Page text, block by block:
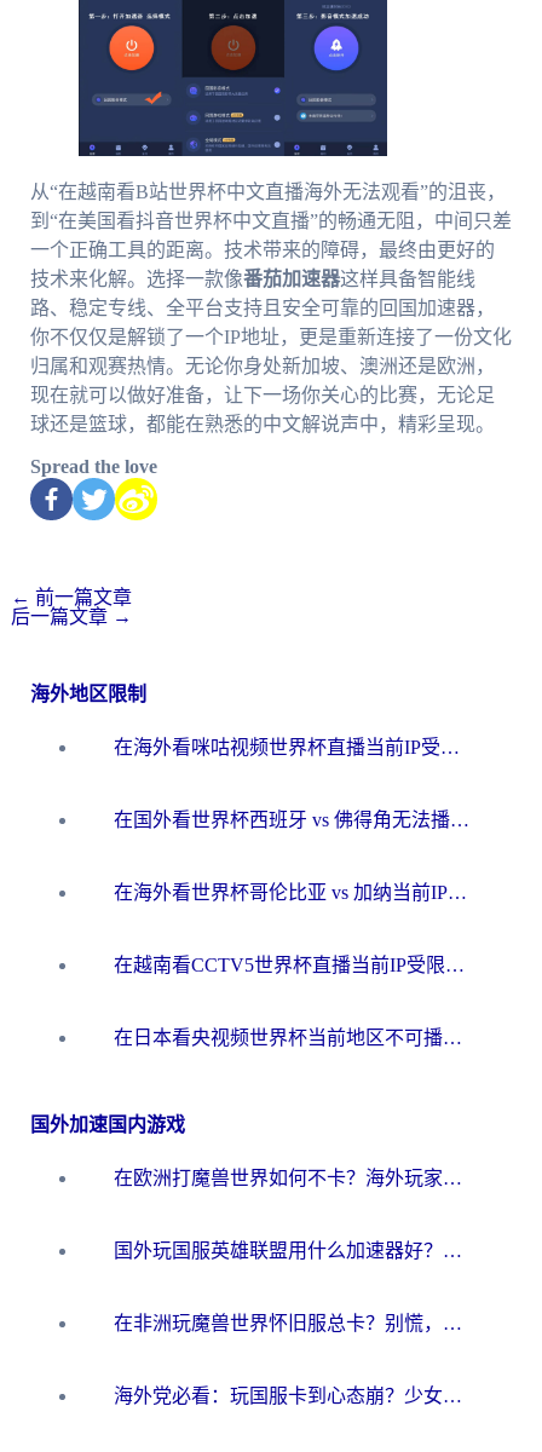
从“在越南看B站世界杯中文直播海外无法观看”的沮丧，
到“在美国看抖音世界杯中文直播”的畅通无阻，中间只差
一个正确工具的距离。技术带来的障碍，最终由更好的
技术来化解。选择一款像番茄加速器这样具备智能线
路、稳定专线、全平台支持且安全可靠的回国加速器，
你不仅仅是解锁了一个IP地址，更是重新连接了一份文化
归属和观赛热情。无论你身处新加坡、澳洲还是欧洲，
现在就可以做好准备，让下一场你关心的比赛，无论足
球还是篮球，都能在熟悉的中文解说声中，精彩呈现。
Spread the love
← 前一篇文章
后一篇文章 →
海外地区限制
在海外看咪咕视频世界杯直播当前IP受限制？这篇指南帮你搞定所有体育赛事观看难题
在国外看世界杯西班牙 vs 佛得角无法播放？这篇指南帮你解锁所有中文体育直播
在海外看世界杯哥伦比亚 vs 加纳当前IP受限制？这篇指南帮你流畅看中文解说赛事
在越南看CCTV5世界杯直播当前IP受限制？海外党体育观赛终极指南来了
在日本看央视频世界杯当前地区不可播放？海外党体育观赛终极指南
国外加速国内游戏
在欧洲打魔兽世界如何不卡？海外玩家的国服游戏加速终极攻略
国外玩国服英雄联盟用什么加速器好？海外党亲测有效的国服游戏加速指南
在非洲玩魔兽世界怀旧服总卡？别慌，这份指南帮你丝滑开荒
海外党必看：玩国服卡到心态崩？少女前线云图计划加速器免费推荐+碧蓝航线足球世界流畅攻略